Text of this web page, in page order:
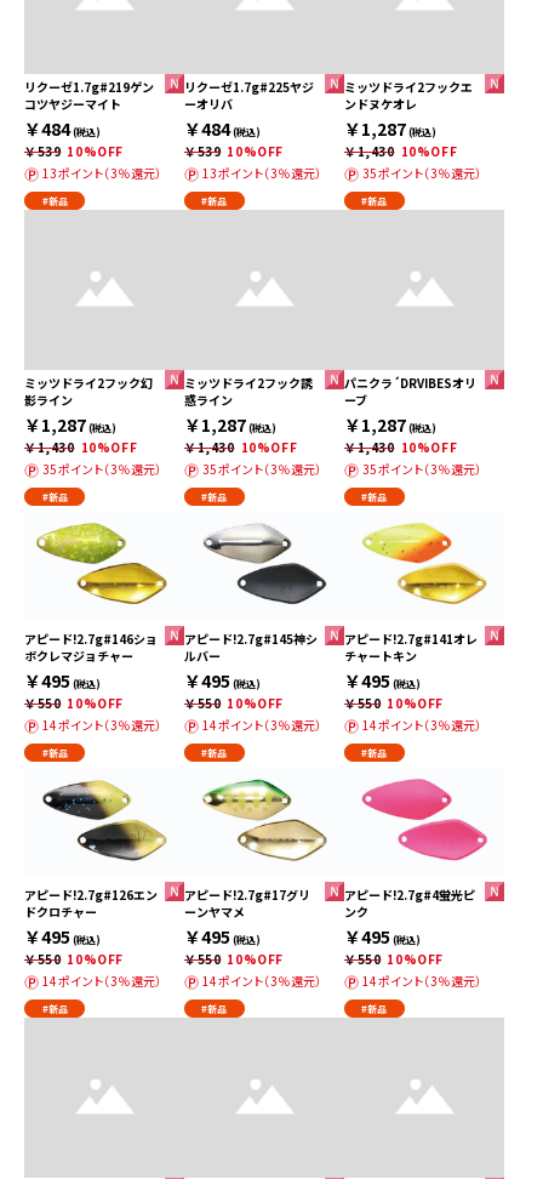
リクーゼ1.7g#219ゲン
コツヤジーマイト
￥484(税込)
￥539 10%OFF
13ポイント（3％還元）
#新品
リクーゼ1.7g#225ヤジ
ーオリバ
￥484(税込)
￥539 10%OFF
13ポイント（3％還元）
#新品
ミッツドライ2フックエ
ンドヌケオレ
￥1,287(税込)
￥1,430 10%OFF
35ポイント（3％還元）
#新品
ミッツドライ2フック幻
影ライン
￥1,287(税込)
￥1,430 10%OFF
35ポイント（3％還元）
#新品
ミッツドライ2フック誘
惑ライン
￥1,287(税込)
￥1,430 10%OFF
35ポイント（3％還元）
#新品
パニクラ´DRVIBESオリ
ーブ
￥1,287(税込)
￥1,430 10%OFF
35ポイント（3％還元）
#新品
アピード!2.7g#146ショ
ボクレマジョチャー
￥495 (税込)
￥550 10%OFF
14ポイント（3％還元）
#新品
アピード!2.7g#145神シ
ルバー
￥495 (税込)
￥550 10%OFF
14ポイント（3％還元）
#新品
アピード!2.7g#141オレ
チャートキン
￥495 (税込)
￥550 10%OFF
14ポイント（3％還元）
#新品
アピード!2.7g#126エン
ドクロチャー
￥495 (税込)
￥550 10%OFF
14ポイント（3％還元）
#新品
アピード!2.7g#17グリ
ーンヤマメ
￥495 (税込)
￥550 10%OFF
14ポイント（3％還元）
#新品
アピード!2.7g#4蛍光ピ
ンク
￥495 (税込)
￥550 10%OFF
14ポイント（3％還元）
#新品